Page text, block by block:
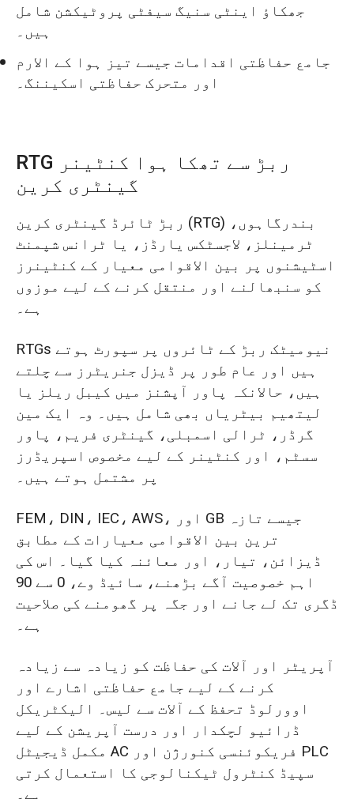
جھکاؤ اینٹی سنیگ سیفٹی پروٹیکشن شامل
ہیں۔
جامع حفاظتی اقدامات جیسے تیز ہوا کے الارم
اور متحرک حفاظتی اسکیننگ۔
RTG ربڑ سے تھکا ہوا کنٹینر
گینٹری کرین
ربڑ ٹائرڈ گینٹری کرین (RTG) بندرگاہوں،
ٹرمینلز، لاجسٹکس یارڈز، یا ٹرانس شپمنٹ
اسٹیشنوں پر بین الاقوامی معیار کے کنٹینرز
کو سنبھالنے اور منتقل کرنے کے لیے موزوں
ہے۔
RTGs نیومیٹک ربڑ کے ٹائروں پر سپورٹ ہوتے
ہیں اور عام طور پر ڈیزل جنریٹرز سے چلتے
ہیں، حالانکہ پاور آپشنز میں کیبل ریلز یا
لیتھیم بیٹریاں بھی شامل ہیں۔ وہ ایک مین
گرڈر، ٹرالی اسمبلی، گینٹری فریم، پاور
سسٹم، اور کنٹینر کے لیے مخصوص اسپریڈرز
پر مشتمل ہوتے ہیں۔
FEM، DIN، IEC، AWS، اور GB جیسے تازہ
ترین بین الاقوامی معیارات کے مطابق
ڈیزائن، تیار، اور معائنہ کیا گیا۔ اس کی
اہم خصوصیت آگے بڑھنے، سائیڈ وے، 0 سے 90
ڈگری تک لے جانے اور جگہ پر گھومنے کی صلاحیت
ہے۔
آپریٹر اور آلات کی حفاظت کو زیادہ سے زیادہ
کرنے کے لیے جامع حفاظتی اشارے اور
اوورلوڈ تحفظ کے آلات سے لیس۔ الیکٹریکل
ڈرائیو لچکدار اور درست آپریشن کے لیے
مکمل ڈیجیٹل AC فریکوئنسی کنورژن اور PLC
سپیڈ کنٹرول ٹیکنالوجی کا استعمال کرتی
ہے۔